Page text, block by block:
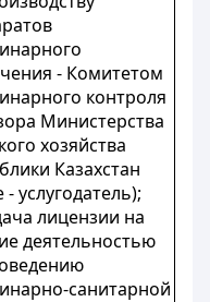
- Комитетом
контроля
Министерства
хозяйства
Казахстан
- услугодатель);
лицензии на
деятельностью
санитарной